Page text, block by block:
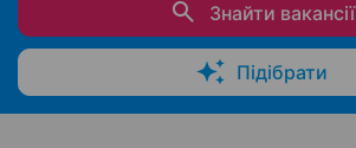
Знайти вакансії
Підібрати